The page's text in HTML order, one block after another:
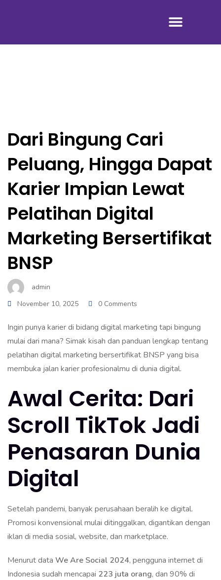
Dari Bingung Cari
Peluang, Hingga Dapat
Karier Impian Lewat
Pelatihan Digital
Marketing Bersertifikat
BNSP
admin
November 10, 2025
0 Comments
Ingin punya karier di bidang digital marketing tapi bingung
mulai dari mana? Simak kisah dan panduan lengkap tentang
pelatihan digital marketing bersertifikat BNSP yang bisa
membuka jalan karier profesionalmu di dunia digital.
Awal Cerita: Dari
Scroll TikTok Jadi
Penasaran Dunia
Digital
Setelah pandemi, banyak perusahaan beralih ke digital.
Promosi konvensional mulai ditinggalkan, digantikan dengan
iklan di media sosial, website, dan marketplace.
Menurut data We Are Social 2024, pengguna internet di
Indonesia sudah mencapai 223 juta orang, dan 90% di